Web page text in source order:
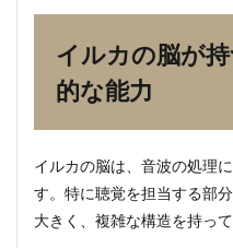
持つ
音波
処理
の驚
力
1.1
音波
イルカの脳が
的な能力
イルカの脳は、音波の処理
す。特に聴覚を担当する部
大きく、複雑な構造を持って